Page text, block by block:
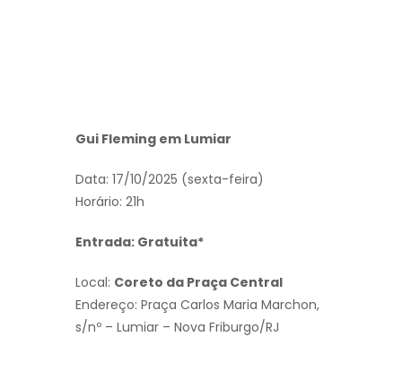
Gui Fleming em Lumiar
Data: 17/10/2025 (sexta-feira)
Horário: 21h
Entrada: Gratuita*
Local: Coreto da Praça Central
Endereço: Praça Carlos Maria Marchon,
s/nº – Lumiar – Nova Friburgo/RJ